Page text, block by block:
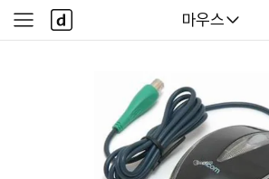
다나와
마우스
사
이
다
나
와